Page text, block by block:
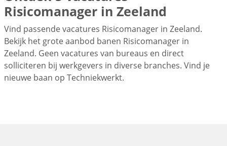
Risicomanager in Zeeland
Vind passende vacatures Risicomanager in Zeeland.
Bekijk het grote aanbod banen Risicomanager in
Zeeland. Geen vacatures van bureaus en direct
solliciteren bij werkgevers in diverse branches. Vind je
nieuwe baan op Techniekwerkt.